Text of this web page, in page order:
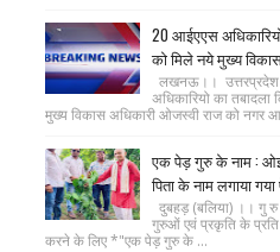
20 आईएएस
को मिले नये मुख्य
लखनऊ।।
अधिकारियो का
मुख्य विकास अधिकारी ओजस्वी राज को नगर
एक पेड़ गुरु के नाम :
पिता के नाम लगाया
दुबहड़ (बलिया) ।। गु
गुरुओं एवं प्रकृति के प्रति
करने के लिए *"एक पेड़ गुरु के ...